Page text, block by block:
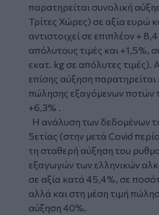
παρατηρείται συνολική
Τρίτες Χώρες) σε αξία ευρώ
αντιστοιχεί σε επιπλέον +
απόλυτους τιμές και +1,5%,
εκατ. kg σε απόλυτες τιμές).
επίσης αύξηση παρατηρείται
πώλησης εξαγόμενων ποτών
+6,3% .
Η ανάλυση των δεδομένων
5ετίας (στην μετά Covid
τη σταθερή αύξηση του
εξαγωγών των ελληνικών
σε αξία κατά 45,4%, σε
αλλά και στη μέση τιμή
αύξηση 40%.